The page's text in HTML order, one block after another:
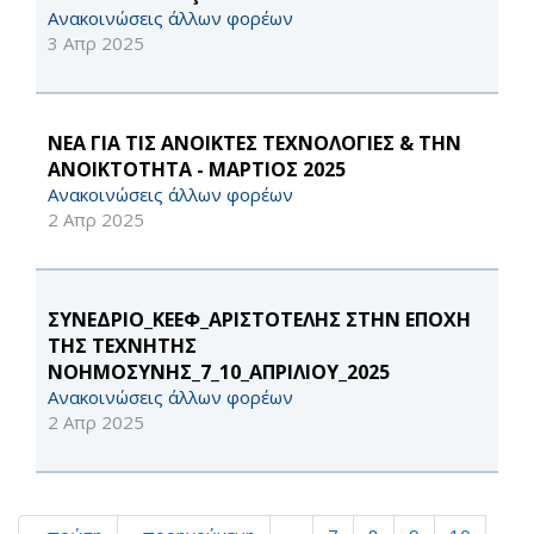
Ανακοινώσεις άλλων φορέων
3 Απρ 2025
ΝΕΑ ΓΙΑ ΤΙΣ ΑΝΟΙΚΤΕΣ ΤΕΧΝΟΛΟΓΙΕΣ & ΤΗΝ
ΑΝΟΙΚΤΟΤΗΤΑ - ΜΑΡΤΙΟΣ 2025
Ανακοινώσεις άλλων φορέων
2 Απρ 2025
ΣΥΝΕΔΡΙΟ_ΚΕΕΦ_ΑΡΙΣΤΟΤΕΛΗΣ ΣΤΗΝ ΕΠΟΧΗ
ΤΗΣ ΤΕΧΝΗΤΗΣ
ΝΟΗΜΟΣΥΝΗΣ_7_10_ΑΠΡΙΛΙΟΥ_2025
Ανακοινώσεις άλλων φορέων
2 Απρ 2025